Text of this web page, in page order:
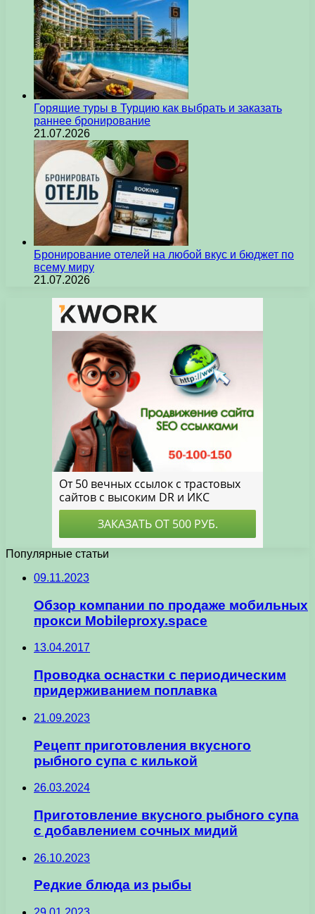
Горящие туры в Турцию как выбрать и заказать
раннее бронирование
21.07.2026
Бронирование отелей на любой вкус и бюджет по
всему миру
21.07.2026
Популярные статьи
09.11.2023
Обзор компании по продаже мобильных
прокси Mobileproxy.space
13.04.2017
Проводка оснастки с периодическим
придерживанием поплавка
21.09.2023
Рецепт приготовления вкусного
рыбного супа с килькой
26.03.2024
Приготовление вкусного рыбного супа
с добавлением сочных мидий
26.10.2023
Редкие блюда из рыбы